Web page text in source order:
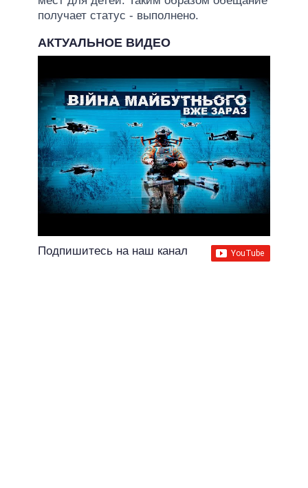
получает статус - выполнено.
АКТУАЛЬНОЕ ВИДЕО
Подпишитесь на наш канал